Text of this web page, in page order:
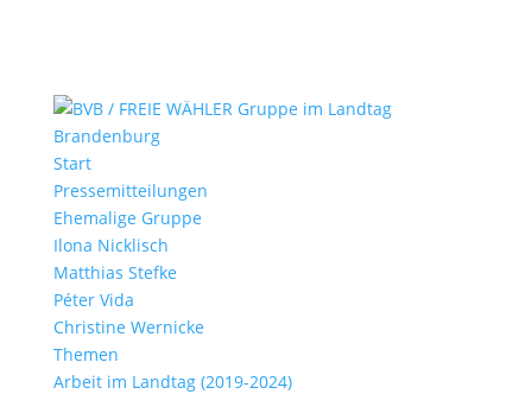
Start
Pressemitteilungen
Ehemalige Gruppe
Ilona Nicklisch
Matthias Stefke
Péter Vida
Christine Wernicke
Themen
Arbeit im Landtag (2019-2024)